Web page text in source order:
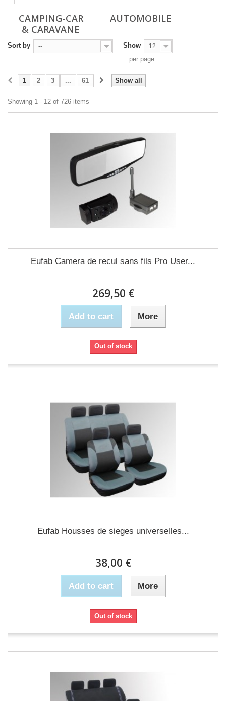
CAMPING-CAR
& CARAVANE
AUTOMOBILE
Sort by -- Show 12
per page
Show all
1 2 3 ... 61
Showing 1 - 12 of 726 items
Eufab Camera de recul sans fils Pro User...
269,50 €
Add to cart More
Out of stock
Eufab Housses de sieges universelles...
38,00 €
Add to cart More
Out of stock